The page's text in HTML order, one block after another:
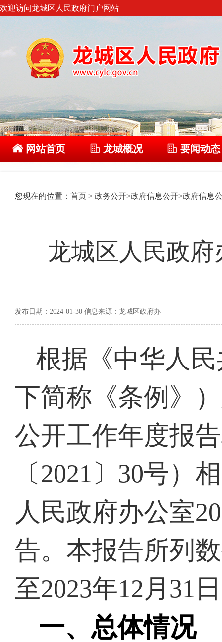
欢迎访问龙城区人民政府门户网站
网站首页 龙城概况 要闻动态
您现在的位置： 首页 > 政务公开>政府信息公开>政府信息
龙城区人民政府
发布日期：2024-01-30 信息来源：龙城区政府办
根据《中华人
下简称《条例》
公开工作年度报
〔 2021〕30号）
人民政府办公室
告。本报告所列
至2023年12月31
一、总体情况